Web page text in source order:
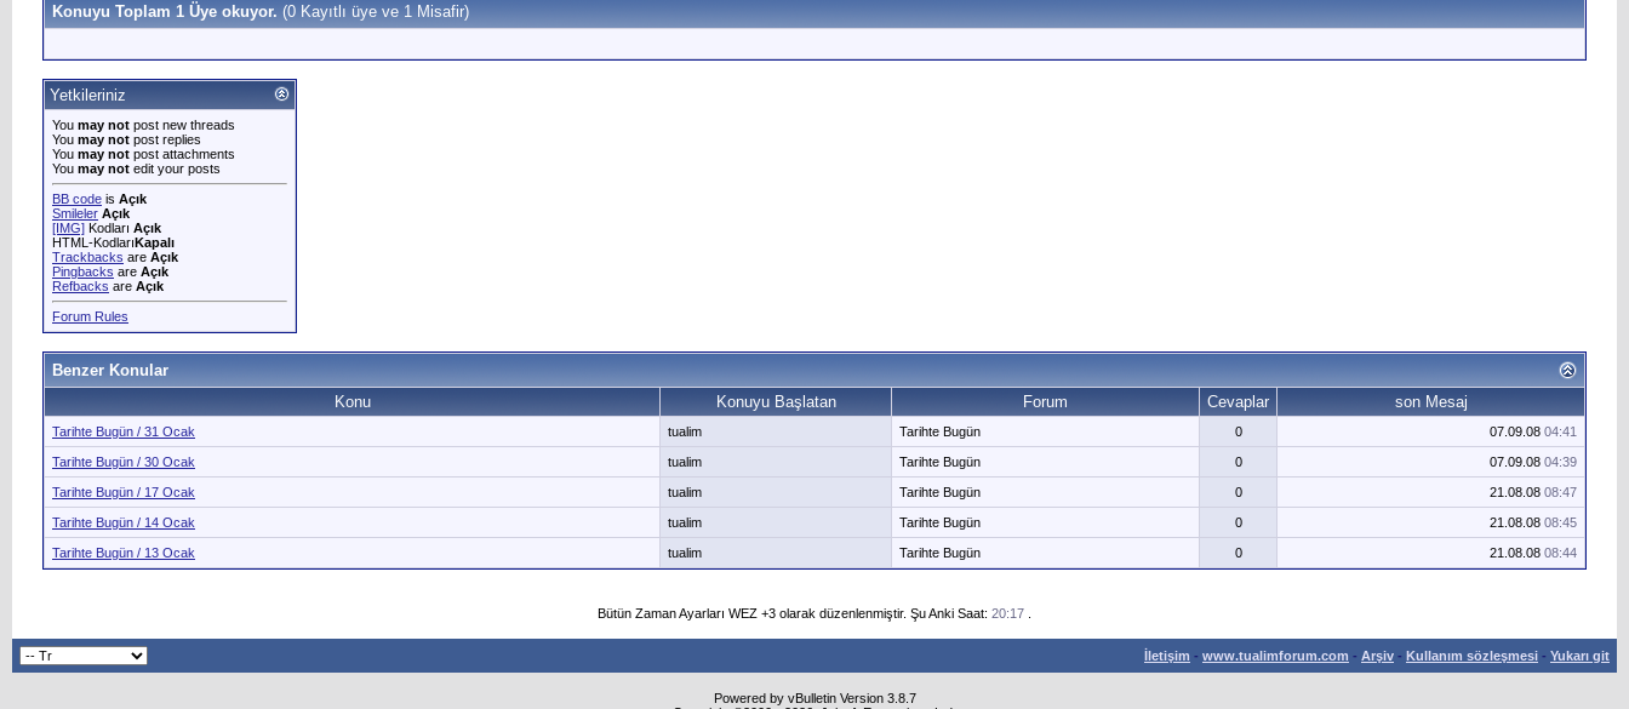
Konuyu Toplam 1 Üye okuyor. (0 Kayıtlı üye ve 1 Misafir)
Yetkileriniz
You may not post new threads
You may not post replies
You may not post attachments
You may not edit your posts
BB code is Açık
Smileler Açık
[IMG] Kodları Açık
HTML-KodlarıKapalı
Trackbacks are Açık
Pingbacks are Açık
Refbacks are Açık
Forum Rules
Benzer Konular
Konu
Konuyu Başlatan Forum Cevaplar son Mesaj
Tarihte Bugün / 31 Ocak tualim Tarihte Bugün 0 07.09.08 04:41
Tarihte Bugün / 30 Ocak tualim Tarihte Bugün 0 07.09.08 04:39
Tarihte Bugün / 17 Ocak tualim Tarihte Bugün 0 21.08.08 08:47
Tarihte Bugün / 14 Ocak tualim Tarihte Bugün 0 21.08.08 08:45
Tarihte Bugün / 13 Ocak tualim Tarihte Bugün 0 21.08.08 08:44
Bütün Zaman Ayarları WEZ +3 olarak düzenlenmiştir. Şu Anki Saat: 20:17
İletişim - www.tualimforum.com - Arşiv - Kullanım sözleşmesi - Yukarı git
Powered by vBulletin Version 3.8.7